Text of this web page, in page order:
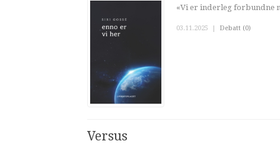
«Vi er inderleg forbundne
03.11.2025 | Debatt (0)
Versus